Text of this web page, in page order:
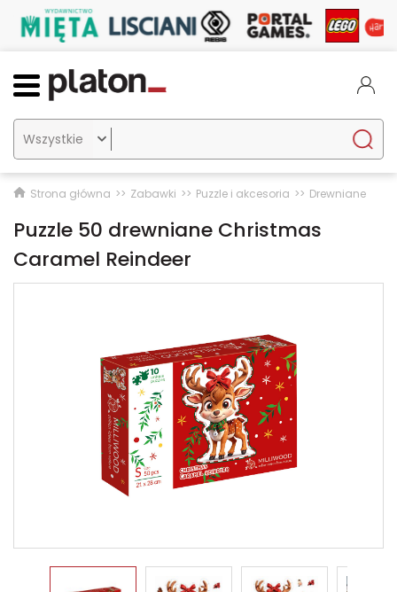

Strona główna Zabawki Puzzle i akcesoria Drewniane
Puzzle 50 drewniane Christmas
Caramel Reindeer